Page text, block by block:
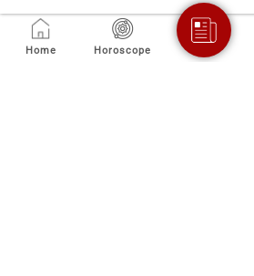
Home Horoscope